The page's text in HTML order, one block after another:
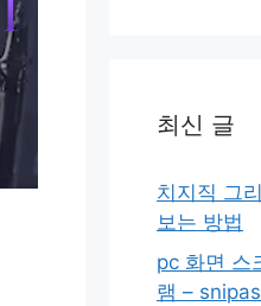
최신 글
치지직 그
보는 방법
pc 화면 스
램 –